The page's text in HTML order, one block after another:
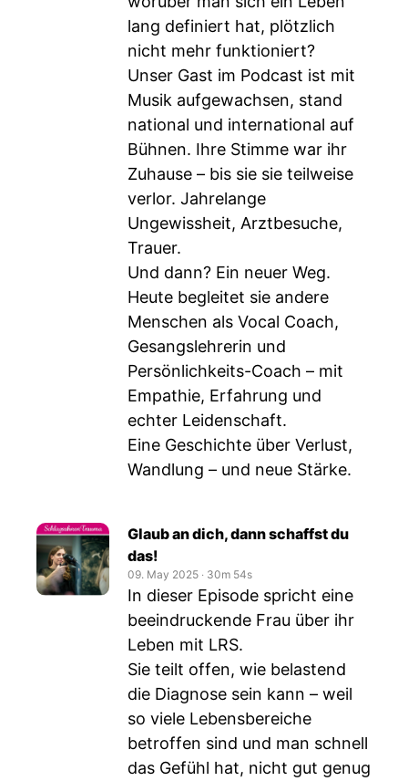
lang definiert hat, plötzlich
nicht mehr funktioniert?
Unser Gast im Podcast ist mit
Musik aufgewachsen, stand
national und international auf
Bühnen. Ihre Stimme war ihr
Zuhause – bis sie sie teilweise
verlor. Jahrelange
Ungewissheit, Arztbesuche,
Trauer.
Und dann? Ein neuer Weg.
Heute begleitet sie andere
Menschen als Vocal Coach,
Gesangslehrerin und
Persönlichkeits-Coach – mit
Empathie, Erfahrung und
echter Leidenschaft.
Eine Geschichte über Verlust,
Wandlung – und neue Stärke.
Glaub an dich, dann schaffst du
das!
09. May 2025 ‧ 30m 54s
In dieser Episode spricht eine
beeindruckende Frau über ihr
Leben mit LRS.
Sie teilt offen, wie belastend
die Diagnose sein kann – weil
so viele Lebensbereiche
betroffen sind und man schnell
das Gefühl hat, nicht gut genug